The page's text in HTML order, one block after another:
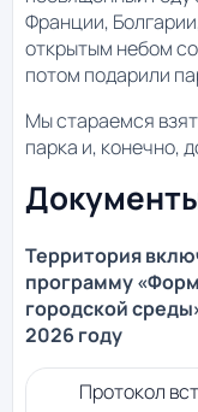
Франции,
открытым небом
потом подарили
Мы стараемся
парка и, конечно,
Территория
программу
городской
2026 году
Протокол